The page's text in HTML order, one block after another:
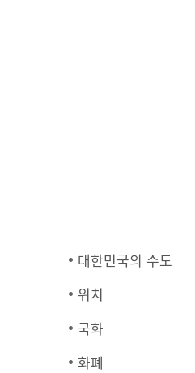
대한민국의 수도
위치
국화
화폐